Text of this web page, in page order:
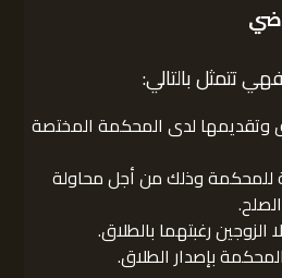
تتمثل بالتالي:
وتقديمها لدى المحكمة المختصة
للمحكمة وذلك من أجل محاولة
رغبتهما بالطلاق.
بإصدار الطلاق.